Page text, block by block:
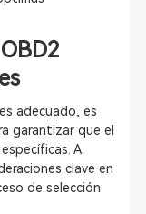
adecuado, es
garantizar que el
A
clave en
de selección: